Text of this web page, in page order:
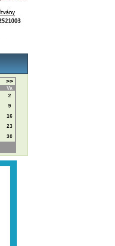
>>
Va
2
9
16
23
30